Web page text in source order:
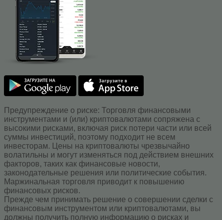
Предупреждение о риске: Торговля финансовыми
инструментами и (или) криптовалютами сопряжена с
высокими рисками, включая риск потери части или всей
суммы инвестиций, поэтому подходит не всем
инвесторам. Цены на криптовалюты чрезвычайно
волатильны и могут изменяться под действием внешних
факторов, таких как финансовые новости,
законодательные решения или политические события.
Маржинальная торговля приводит к повышению
финансовых рисков.
Прежде чем принимать решение о совершении сделки с
финансовым инструментом или криптовалютами, вы
должны получить полную информацию о рисках и